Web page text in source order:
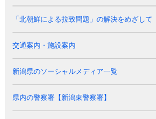
「北朝鮮による拉致問題」の解決をめざして
交通案内・施設案内
新潟県のソーシャルメディア一覧
県内の警察署【新潟東警察署】